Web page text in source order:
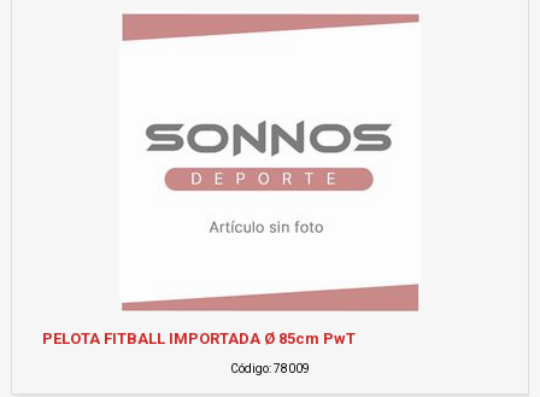
PELOTA FITBALL IMPORTADA Ø 85cm PwT
Código: 78009